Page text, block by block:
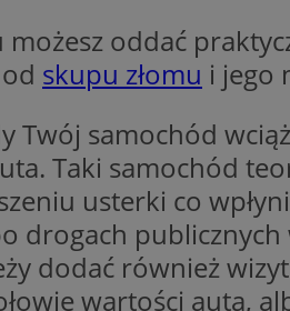
możesz oddać
skupu złomu i jego
Twój samochód
Taki samochód
usterki co
drogach publicznych
dodać również
wartości auta,
VP
Nazwa
uid
tuuid_lu
Nazwa
mlcwc
__Secure-YNID